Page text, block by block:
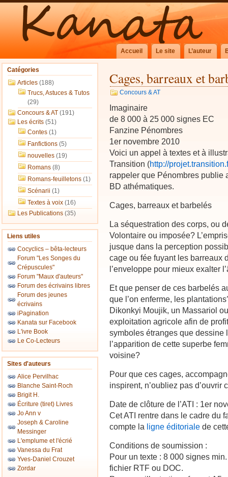
Accueil Le site L’auteur
Catégories
Articles (188)
Trucs, Astuces & Tutos
(29)
Concours & AT (191)
Les écrits (51)
Contes (1)
Fanfictions (5)
nouvelles (19)
Romans (8)
Romans-feuilletons (1)
Scénarii (1)
Textes à voix (16)
Les Publications (35)
Liens utiles
Cocyclics – bêta-lecteurs
Forum "Les Songes du
Crépuscules"
Forum "Maux d'auteurs"
Forum des écrivains libres
Forum des jeunes
écrivains
iPagination
Kanata sur Facebook
L'ivre Book
Le Co-Lecteurs
Sites d'auteurs
Alice Pervilhac
Blanche Saint-Roch
Brigit H.
Écriture (tiret) Livres
Jo Ann v
Joseph & Caroline
Messinger
L'emplume et l'écrié
Vanessa du Frat
Yves-Daniel Crouzet
Zordar
Cages, barreaux et
Concours & AT
Imaginaire
de 8 000 à 25 000 signes EC
Fanzine Pénombres
1er novembre 2010
Voici un appel à textes et à
Transition (http://
rappeler que Pénombres publie
BD athématiques.
Cages, barreaux et barbelés
La séquestration des corps, ou
Volontaire ou imposée?
jusque dans la perception
cage ou fée fuyant les barreaux
l’enveloppe pour mieux exalter
Et que penser de ces barbelés
que l’on enferme, les
Dikonkyi Moujik, un Massariol
exploitation agricole afin de
symboles étranges que dessine
l’apparition de cette superbe
voisine?
Pour que ces cages,
inspirent, n’oubliez pas d’ouvrir
Date de clôture de l’ATI : 1er
Cet ATI rentre dans le cadre du
compte la ligne éditorialede
Conditions de soumission :
Pour un texte : 8 000 signes
fichier RTF ou DOC.